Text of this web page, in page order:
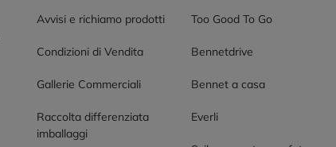
Avvisi e richiamo prodotti
Condizioni di Vendita
Gallerie Commerciali
Raccolta differenziata
imballaggi
Too Good To Go
Bennetdrive
Bennet a casa
Everli